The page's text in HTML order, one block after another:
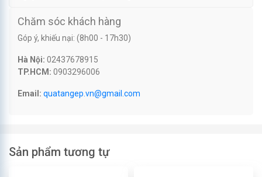
Chăm sóc khách hàng
Góp ý, khiếu nại: (8h00 - 17h30)
Hà Nội: 02437678915
TP.HCM: 0903296006
Email: quatangep.vn@gmail.com
Sản phẩm tương tự